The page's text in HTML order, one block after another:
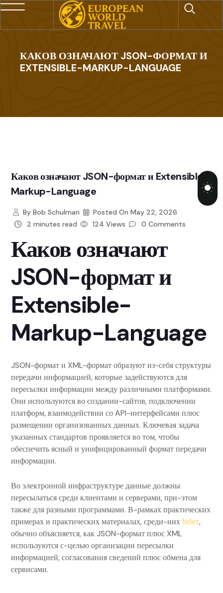
КАКОВ ОЗНАЧАЮТ JSON-ФОРМАТ И
EXTENSIBLE-MARKUP-LANGUAGE
Каков означают JSON-формат и Extensible-
Markup-Language
ByBob Schulman Posted On May 22, 2026
2 minutes read
124 Views 0 Comments
Каков означают
JSON-формат и
Extensible-
Markup-Language
JSON-формат и XML-формат образуют из-себя структуры
передачи информацией, которые задействуются для
пересылки информации между различными платформами.
Они используются во создании-сайтов, подключении
платформ, взаимодействии со API-интерфейсами плюс
размещении организованных данных. Ключевая задача
указанных стандартов проявляется во том, чтобы
обеспечить ясный и унифицированный формат передачи
информации.
Во электронной инфраструктуре данные должны
пересылаться среди клиентами и серверами, при-этом
также для разными программами. В-рамках практических
примерах и практических материалах, среди-них1хбет,
обычно объясняется, как JSON-формат плюс XML
используются с-целью организации пересылки
информацией, согласования сведений плюс обмена для
сервисами.